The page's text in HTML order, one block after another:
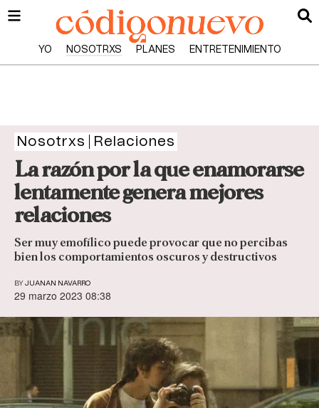
YO NOSOTRXS PLANES ENTRETENIMIENTO
Nosotrxs Relaciones
La razón por la que enamorarse
lentamente genera mejores
relaciones
Ser muy emofílico puede provocar que no percibas
bien los comportamientos oscuros y destructivos
BY JUANAN NAVARRO
29 marzo 2023 08:38